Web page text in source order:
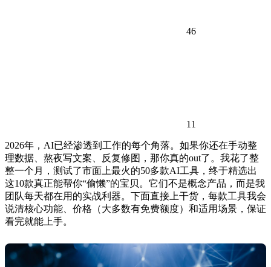
46
11
2026年，AI已经渗透到工作的每个角落。如果你还在手动整
理数据、熬夜写文案、反复修图，那你真的out了。我花了整
整一个月，测试了市面上最火的50多款AI工具，终于精选出
这10款真正能帮你“偷懒”的宝贝。它们不是概念产品，而是我
团队每天都在用的实战利器。下面直接上干货，每款工具我会
说清核心功能、价格（大多数有免费额度）和适用场景，保证
看完就能上手。